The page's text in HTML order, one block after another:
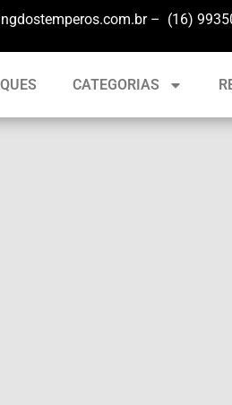
– (16)
CATEGORIAS